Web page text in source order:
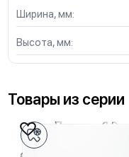
Ширина, мм:
Высота, мм:
Товары из серии